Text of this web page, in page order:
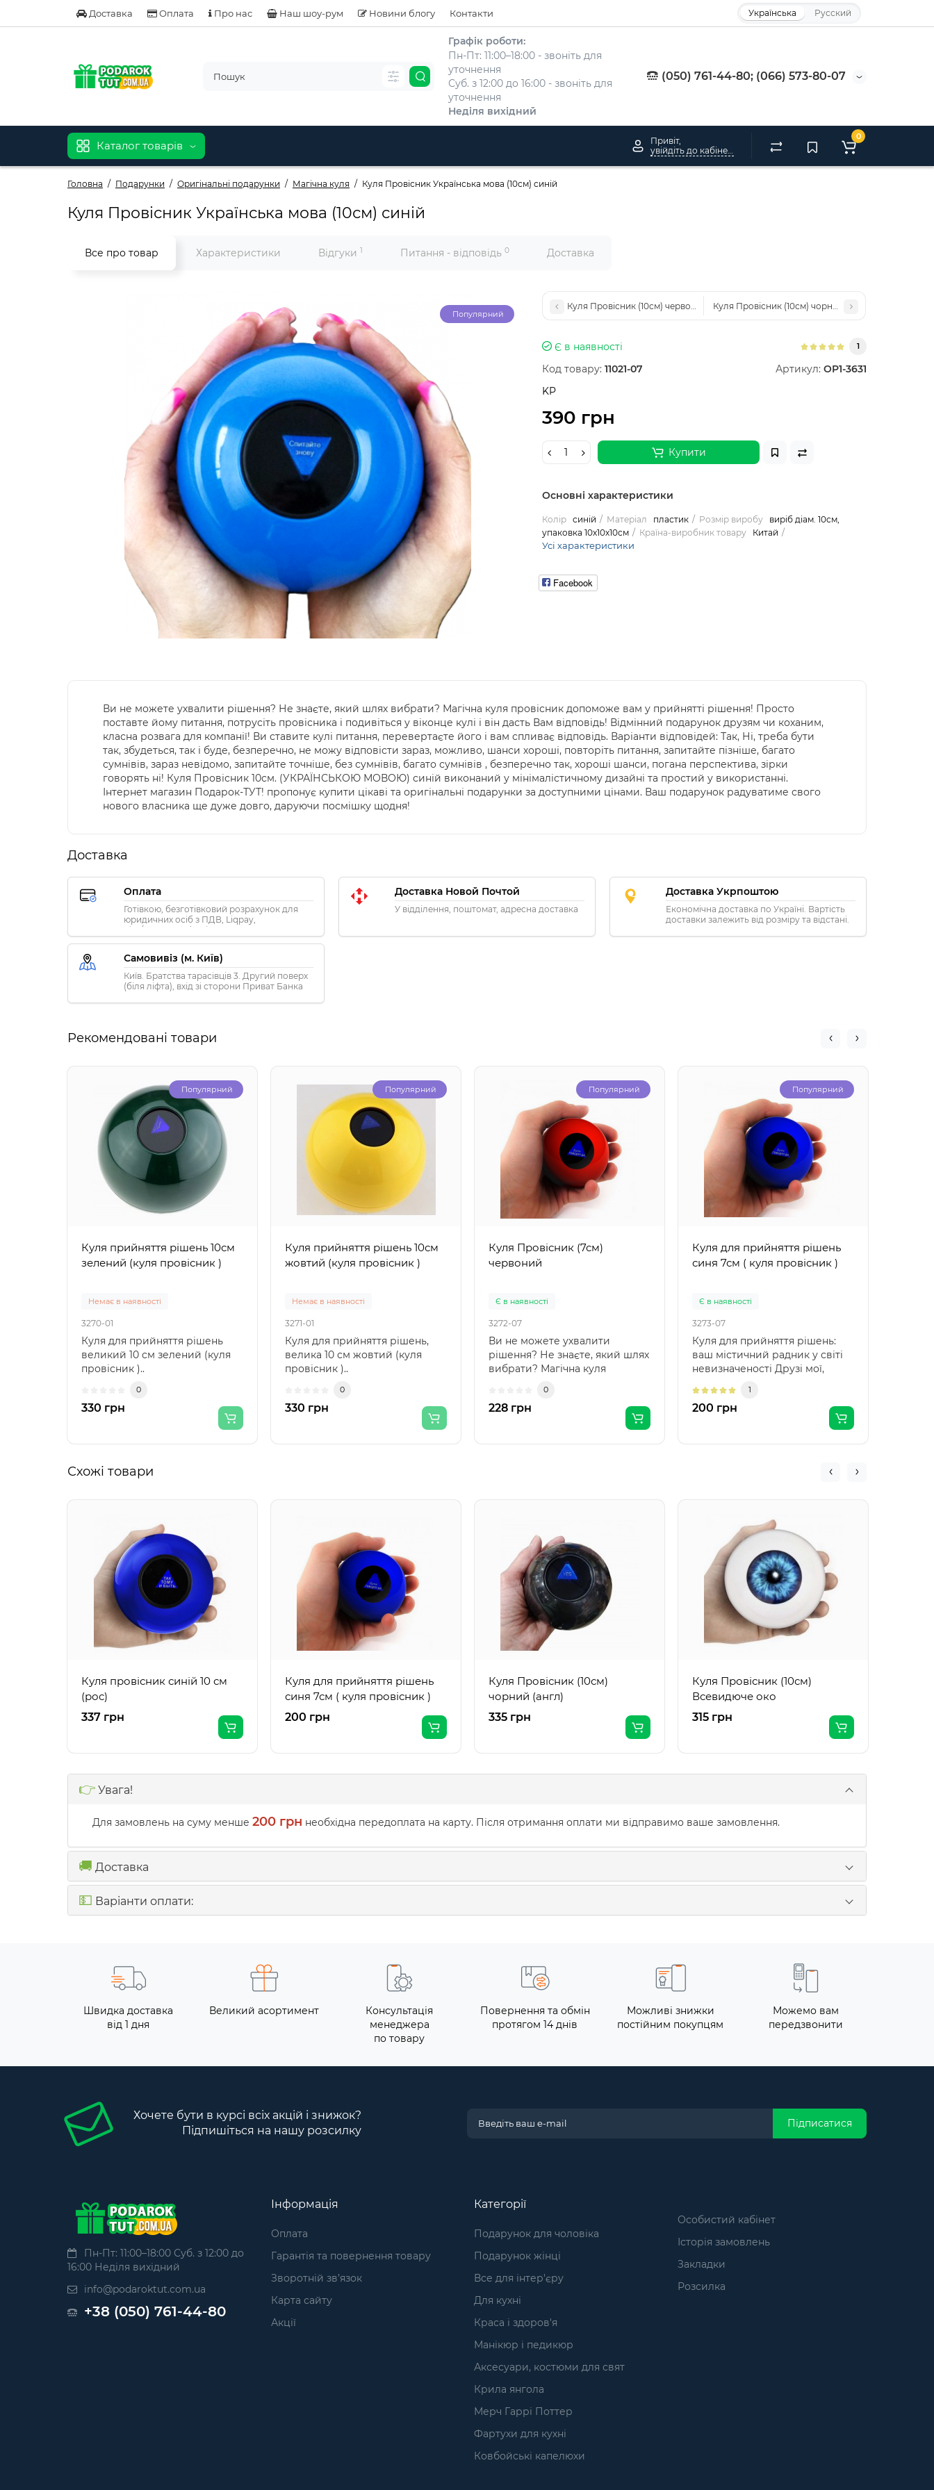
Доставка Оплата Про нас Наш шоу-рум Новини блогу Контакти Українська Русский
Графік роботи:
Пн-Пт: 11:00–18:00 - звоніть для
уточнення
Суб. з 12:00 до 16:00 - звоніть для
уточнення
Неділя вихідний
(050) 761-44-80; (066) 573-80-07
Каталог товарів
Привіт,
0
Головна Подарунки Оригінальні подарунки Магічна куля Куля Провісник Українська мова (10см) синій
Куля Провісник Українська мова (10см) синій
Все про товар Характеристики Відгуки 1 Питання - відповідь 0 Доставка
Популярний
Куля Провісник (10см) червоний Куля Провісник (10см) чорний (англ)
Є в наявності 1
Код товару: 11021-07 Артикул: OP1-3631
KP
390 грн
Купити
Основні характеристики
Колір синій Матеріал пластик Розмір виробу
виріб діам. 10см,
упаковка 10х10х10см
Країна-виробник товару Китай
Усі характеристики
Facebook
Ви не можете ухвалити рішення? Не знаєте, який шлях вибрати? Магічна куля провісник допоможе вам у прийнятті рішення! Просто
поставте йому питання, потрусіть провісника і подивіться у віконце кулі і він дасть Вам відповідь! Відмінний подарунок друзям чи коханим,
класна розвага для компанії! Ви ставите кулі питання, перевертаєте його і вам спливає відповідь. Варіанти відповідей: Так, Ні, треба бути
так, збудеться, так і буде, безперечно, не можу відповісти зараз, можливо, шанси хороші, повторіть питання, запитайте пізніше, багато
сумнівів, зараз невідомо, запитайте точніше, без сумнівів, багато сумнівів , безперечно так, хороші шанси, погана перспектива, зірки
говорять ні! Куля Провісник 10см. (УКРАЇНСЬКОЮ МОВОЮ) синій виконаний у мінімалістичному дизайні та простий у використанні.
Інтернет магазин Подарок-ТУТ! пропонує купити цікаві та оригінальні подарунки за доступними цінами. Ваш подарунок радуватиме свого
нового власника ще дуже довго, даруючи посмішку щодня!
Доставка
Оплата
Готівкою, безготівковий розрахунок для
юридичних осіб з ПДВ, Liqpay,
Visa/MasterCard, Privat24
Доставка Новой Почтой
У відділення, поштомат, адресна доставка
Доставка Укрпоштою
Економічна доставка по Україні. Вартість
доставки залежить від розміру та відстані.
Самовивіз (м. Київ)
Київ. Братства тарасівців 3. Другий поверх
(біля ліфта), вхід зі сторони Приват Банка
Рекомендовані товари
Популярний
Куля прийняття рішень 10см
зелений (куля провісник )
Немає в наявності
3270-01
Куля для прийняття рішень
великий 10 см зелений (куля
провісник )..
0
330 грн
Популярний
Куля прийняття рішень 10см
жовтий (куля провісник )
Немає в наявності
3271-01
Куля для прийняття рішень,
велика 10 см жовтий (куля
провісник )..
0
330 грн
Популярний
Куля Провісник (7см)
червоний
Є в наявності
3272-07
Ви не можете ухвалити
рішення? Не знаєте, який шлях
вибрати? Магічна куля
0
228 грн
Популярний
Куля для прийняття рішень
синя 7см ( куля провісник )
Є в наявності
3273-07
Куля для прийняття рішень:
ваш містичний радник у світі
невизначеності Друзі мої,
1
200 грн
Схожі товари
Куля провісник синій 10 см
(рос)
337 грн
Куля для прийняття рішень
синя 7см ( куля провісник )
200 грн
Куля Провісник (10см)
чорний (англ)
335 грн
Куля Провісник (10см)
Всевидюче око
315 грн
👉 Увага!
Для замовлень на суму менше 200 грн необхідна передоплата на карту. Після отримання оплати ми відправимо ваше замовлення.
🚚 Доставка
💵 Варіанти оплати:
Швидка доставка
від 1 дня
Великий асортимент
Консультація
менеджера
по товару
Повернення та обмін
протягом 14 днів
Можливі знижки
постійним покупцям
Можемо вам
передзвонити
Хочете бути в курсі всіх акцій і знижок?
Підпишіться на нашу розсилку
Підписатися
Пн-Пт: 11:00–18:00 Суб. з 12:00 до
16:00 Неділя вихідний
info@podaroktut.com.ua
+38 (050) 761-44-80
Інформація
Оплата
Гарантія та повернення товару
Зворотній зв’язок
Карта сайту
Акції
Категорії
Подарунок для чоловіка
Подарунок жінці
Все для інтер'єру
Для кухні
Краса і здоров'я
Манікюр і педикюр
Аксесуари, костюми для свят
Крила янгола
Мерч Гаррі Поттер
Фартухи для кухні
Ковбойські капелюхи
Особистий кабінет
Історія замовлень
Закладки
Розсилка